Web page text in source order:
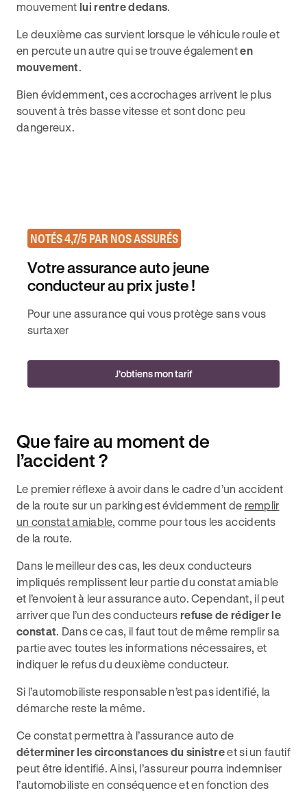
mouvementlui rentre dedans.
Le deuxième cas survient lorsque le véhicule roule et
en percute un autre qui se trouve égalementen
mouvement.
Bien évidemment, ces accrochages arrivent le plus
souvent à très basse vitesse et sont donc peu
dangereux.
NOTÉS 4,7/5 PAR NOS ASSURÉS
Votre assurance auto jeune
conducteur au prix juste !
Pour une assurance qui vous protège sans vous
surtaxer
J’obtiens mon tarif
Que faire au moment de
l’accident ?
Le premier réflexe à avoir dans le cadre d’un accident
de la route sur un parking est évidemment de remplir
un constat amiable, comme pour tous les accidents
de la route.
Dans le meilleur des cas, les deux conducteurs
impliqués remplissent leur partie du constat amiable
et l’envoient à leur assurance auto. Cependant, il peut
arriver que l’un des conducteurs refuse de rédiger le
constat. Dans ce cas, il faut tout de même remplir sa
partie avec toutes les informations nécessaires, et
indiquer le refus du deuxième conducteur.
Si l’automobiliste responsable n’est pas identifié, la
démarche reste la même.
Ce constat permettra à l’assurance auto de
déterminer les circonstances du sinistreet si un fautif
peut être identifié. Ainsi, l’assureur pourra indemniser
l’automobiliste en conséquence et en fonction des